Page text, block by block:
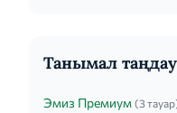
Танымал
Эмиз Премиум (3